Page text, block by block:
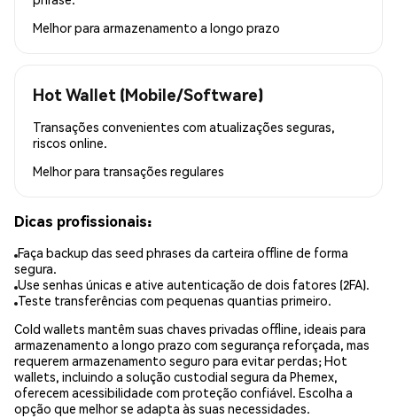
Melhor para armazenamento a longo prazo
Hot Wallet (Mobile/Software)
Transações convenientes com atualizações seguras,
riscos online.
Melhor para transações regulares
Dicas profissionais:
Faça backup das seed phrases da carteira offline de forma
segura.
Use senhas únicas e ative autenticação de dois fatores (2FA).
Teste transferências com pequenas quantias primeiro.
Cold wallets mantêm suas chaves privadas offline, ideais para
armazenamento a longo prazo com segurança reforçada, mas
requerem armazenamento seguro para evitar perdas; Hot
wallets, incluindo a solução custodial segura da Phemex,
oferecem acessibilidade com proteção confiável. Escolha a
opção que melhor se adapta às suas necessidades.